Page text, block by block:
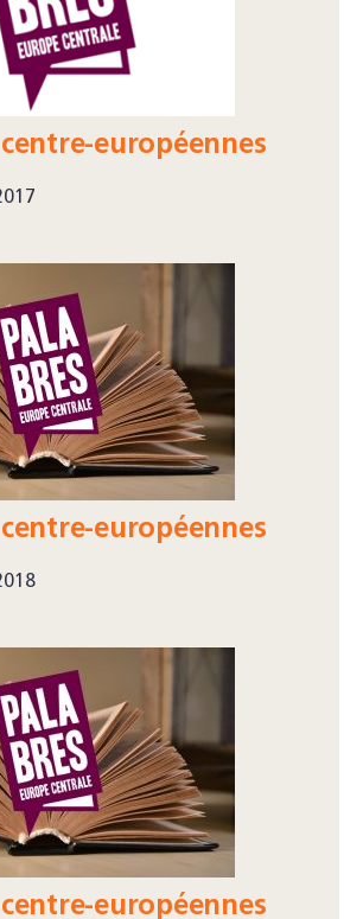
européennes
européennes
européennes